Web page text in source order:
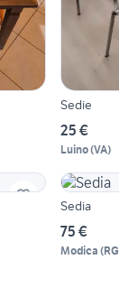
Sedie
25 €
Luino(VA)
Sedia
75 €
Modica (RG